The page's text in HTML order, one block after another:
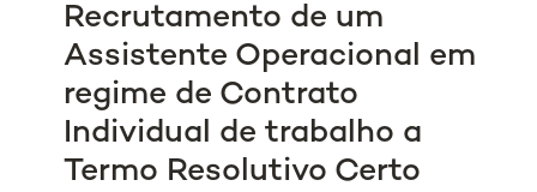
Recrutamento de um
Assistente Operacional em
regime de Contrato
Individual de trabalho a
Termo Resolutivo Certo